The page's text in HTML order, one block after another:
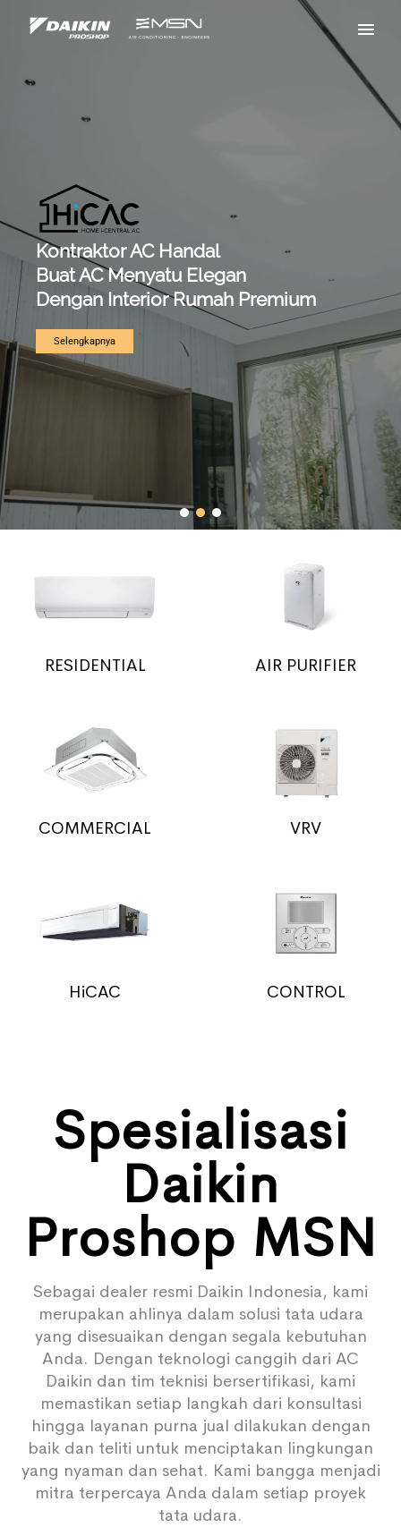
Kontraktor AC Handal
Buat AC Menyatu Elegan
Dengan Interior Rumah Premium
Selengkapnya
RESIDENTIAL AIR PURIFIER
COMMERCIAL VRV
HiCAC CONTROL
Spesialisasi
Daikin
Proshop MSN
Sebagai dealer resmi Daikin Indonesia, kami
merupakan ahlinya dalam solusi tata udara
yang disesuaikan dengan segala kebutuhan
Anda. Dengan teknologi canggih dari AC
Daikin dan tim teknisi bersertifikasi, kami
memastikan setiap langkah dari konsultasi
hingga layanan purna jual dilakukan dengan
baik dan teliti untuk menciptakan lingkungan
yang nyaman dan sehat. Kami bangga menjadi
mitra terpercaya Anda dalam setiap proyek
tata udara.